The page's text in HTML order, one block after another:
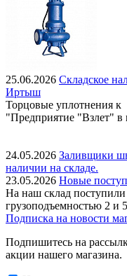
25.06.2026 Складское
Иртыш
Торцовые уплотнения
"Предприятие "Взлет" в
24.05.2026 Заливщики
наличии на складе.
23.05.2026 Новые
На наш склад
грузоподъемностью 2 и
Подписка на новости
Подпишитесь на
акции нашего магазина.